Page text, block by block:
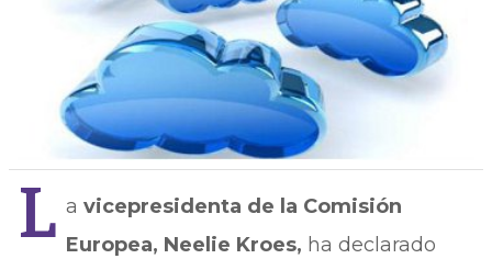
L a vicepresidenta de la Comisión
Europea, Neelie Kroes, ha declarado